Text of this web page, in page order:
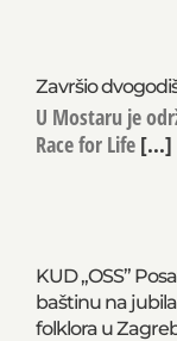
Završio
U Mostaru je
Race for Life [...]
KUD „OSS”
baštinu na
folklora u